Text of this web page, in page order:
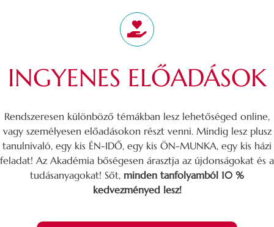
INGYENES ELŐADÁSOK
Rendszeresen különböző témákban lesz lehetőséged online,
vagy személyesen előadásokon részt venni. Mindig lesz plusz
tanulnivaló, egy kis ÉN-IDŐ, egy kis ÖN-MUNKA, egy kis házi
feladat! Az Akadémia bőségesen árasztja az újdonságokat és a
tudásanyagokat! Sőt, minden tanfolyamból 10 %
kedvezményed lesz!